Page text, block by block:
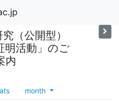
（公開型）
明活動」のご
内
month